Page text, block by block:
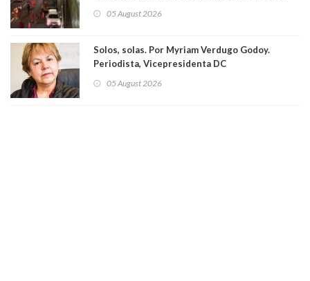
05 August 2026
Solos, solas. Por Myriam Verdugo Godoy.
Periodista, Vicepresidenta DC
05 August 2026